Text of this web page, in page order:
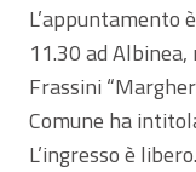
L’appuntamento
11.30 ad
Frassini
Comune ha
L’ingresso è libero.